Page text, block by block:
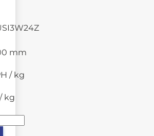
mm
/ kg
kg